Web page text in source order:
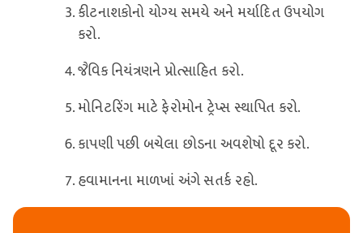
કીટનાશકોનો યોગ્ય સમયે અને મર્યાદિત ઉપયોગ
કરો.
જૈવિક નિયંત્રણને પ્રોત્સાહિત કરો.
મોનિટરિંગ માટે ફેરોમોન ટ્રેપ્સ સ્થાપિત કરો.
કાપણી પછી બચેલા છોડના અવશેષો દૂર કરો.
હવામાનના માળખાં અંગે સતર્ક રહો.